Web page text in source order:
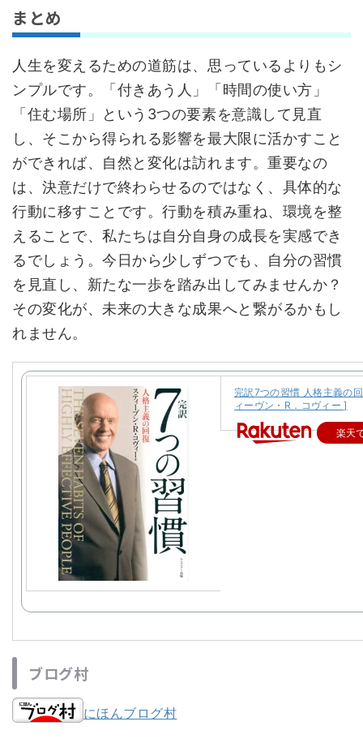
まとめ
人生を変えるための道筋は、思っているよりもシ
ンプルです。「付きあう人」「時間の使い方」
「住む場所」という3つの要素を意識して見直
し、そこから得られる影響を最大限に活かすこと
ができれば、自然と変化は訪れます。重要なの
は、決意だけで終わらせるのではなく、具体的な
行動に移すことです。行動を積み重ね、環境を整
えることで、私たちは自分自身の成長を実感でき
るでしょう。今日から少しずつでも、自分の習慣
を見直し、新たな一歩を踏み出してみませんか？
その変化が、未来の大きな成果へと繋がるかもし
れません。
完訳7つの習慣 人格主義の
ィーヴン・R．コヴィー ]
楽天
ブログ村
にほんブログ村